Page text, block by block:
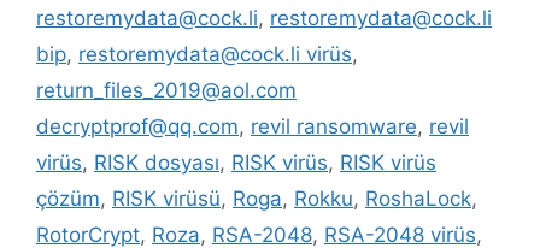
restoremydata@cock.li, restoremydata@cock.li
bip, restoremydata@cock.li virüs,
return_files_2019@aol.com
decryptprof@qq.com, revil ransomware, revil
virüs, RISK dosyası, RISK virüs, RISK virüs
çözüm, RISK virüsü, Roga, Rokku, RoshaLock,
RotorCrypt, Roza, RSA-2048, RSA-2048 virüs,